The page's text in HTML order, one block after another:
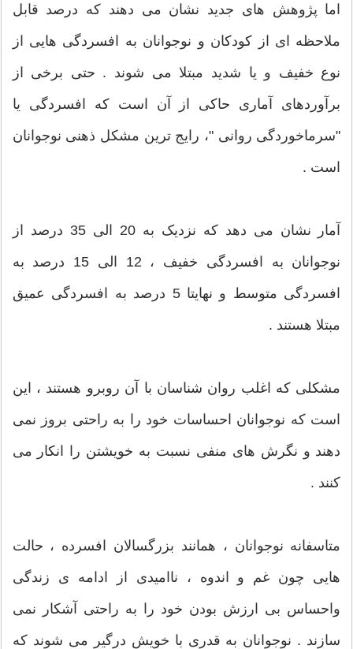
اما پژوهش های جدید نشان می دهند که درصد قابل
ملاحظه ای از کودکان و نوجوانان به افسردگی هایی از
نوع خفیف و یا شدید مبتلا می شوند . حتی برخی از
برآوردهای آماری حاکی از آن است که افسردگی یا
"سرماخوردگی روانی "، رایج ترین مشکل ذهنی نوجوانان
است .
آمار نشان می دهد که نزدیک به 20 الی 35 درصد از
نوجوانان به افسردگی خفیف ، 12 الی 15 درصد به
افسردگی متوسط و نهایتا 5 درصد به افسردگی عمیق
مبتلا هستند .
مشکلی که اغلب روان شناسان با آن روبرو هستند ، این
است که نوجوانان احساسات خود را به راحتی بروز نمی
دهند و نگرش های منفی نسبت به خویشتن را انکار می
کنند .
متاسفانه نوجوانان ، همانند بزرگسالان افسرده ، حالت
هایی چون غم و اندوه ، ناامیدی از ادامه ی زندگی
واحساس بی ارزش بودن خود را به راحتی آشکار نمی
سازند . نوجوانان به قدری با خویش درگیر می شوند که